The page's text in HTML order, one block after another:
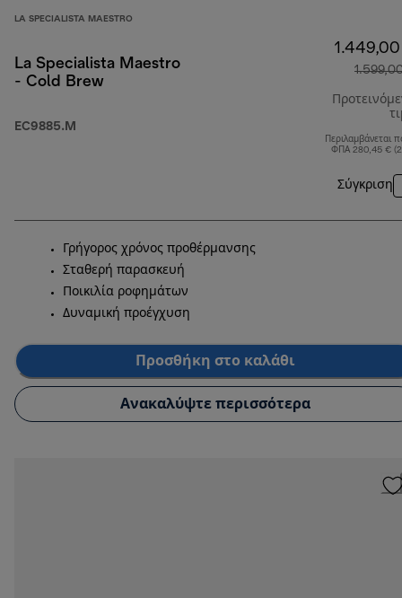
LA SPECIALISTA MAESTRO
La Specialista Maestro
- Cold Brew
EC9885.M
Περιλαμβάνεται
ΦΠΑ 280,45 €
Σύγκριση
Γρήγορος χρόνος προθέρμανσης
Σταθερή παρασκευή
Ποικιλία ροφημάτων
Δυναμική προέγχυση
Προσθήκη στο καλάθι
Ανακαλύψτε περισσότερα